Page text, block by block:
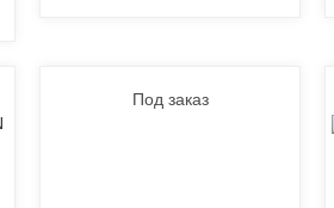
Под заказ